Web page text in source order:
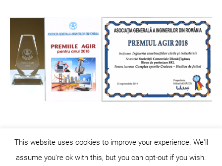
This website uses cookies to improve your experience. We'll
assume you're ok with this, but you can opt-out if you wish.